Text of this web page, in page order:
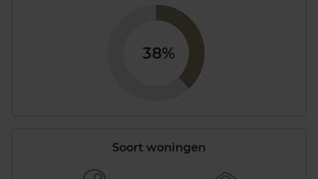
38%
Soort woningen